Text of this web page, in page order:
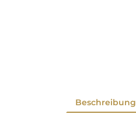
Beschreibung